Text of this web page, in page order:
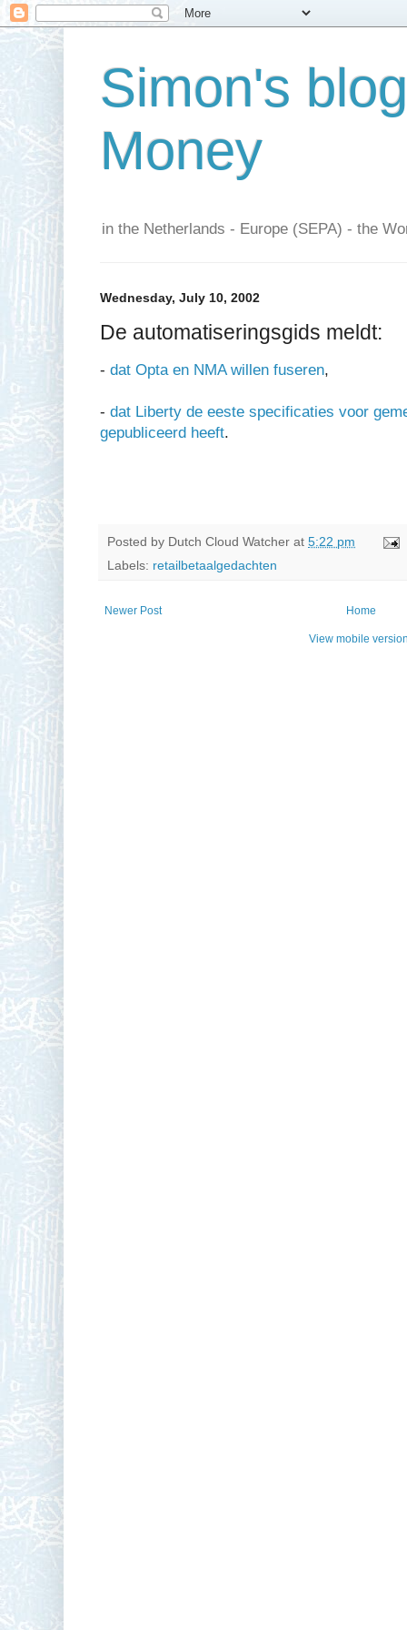
Simon's
Money
in the Netherlands - Europe (SEPA) - the
Wednesday, July 10, 2002
De automatiseringsgids meldt:
- dat Opta en NMA willen fuseren,
- dat Liberty de eeste specificaties voor
gepubliceerd heeft.
Posted by Dutch Cloud Watcher at 5:22 pm
Labels: retailbetaalgedachten
Newer Post Home
View mobile